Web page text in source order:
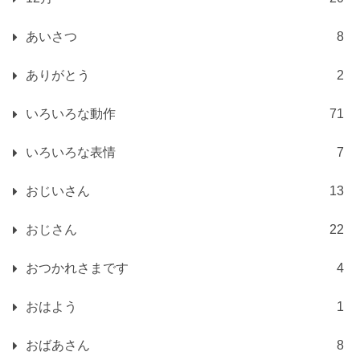
あいさつ 8
ありがとう 2
いろいろな動作 71
いろいろな表情 7
おじいさん 13
おじさん 22
おつかれさまです 4
おはよう 1
おばあさん 8